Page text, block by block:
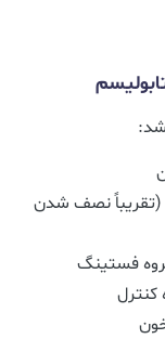
نصف شدن